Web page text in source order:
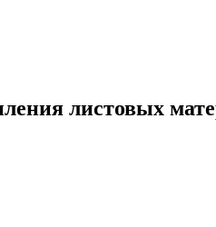
листовых